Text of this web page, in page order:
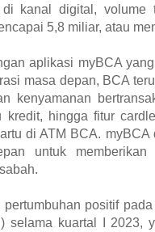
di kanal digital, volume
5,8 miliar, atau
aplikasi myBCA
masa depan, BCA
kenyamanan
kredit, hingga fitur
di ATM BCA.
untuk
pertumbuhan positif
selama kuartal I 2023,